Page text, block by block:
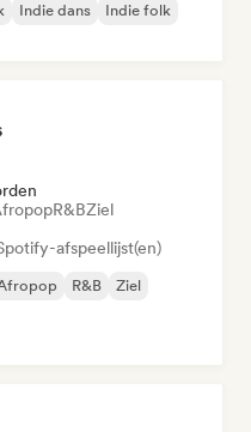
Indie dans
Indie folk
R&BZiel
afspeellijst(en)
R&B
Ziel